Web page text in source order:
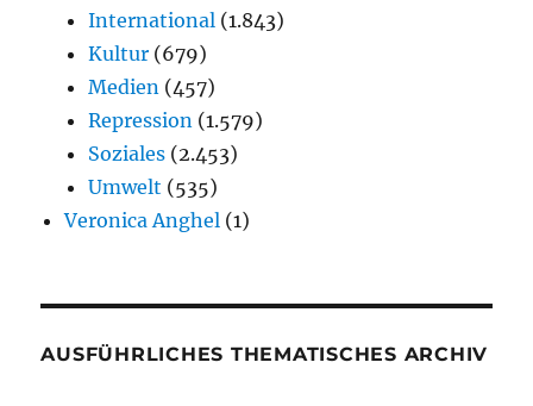
International (1.843)
Kultur (679)
Medien (457)
Repression (1.579)
Soziales (2.453)
Umwelt (535)
Veronica Anghel (1)
AUSFÜHRLICHES THEMATISCHES ARCHIV